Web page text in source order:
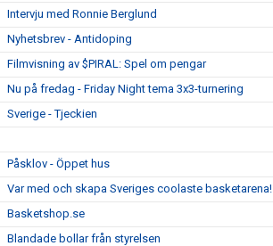
Intervju med Ronnie Berglund
Nyhetsbrev - Antidoping
Filmvisning av $PIRAL: Spel om pengar
Nu på fredag - Friday Night tema 3x3-turnering
Sverige - Tjeckien
Påsklov - Öppet hus
Var med och skapa Sveriges coolaste basketarena!
Basketshop.se
Blandade bollar från styrelsen